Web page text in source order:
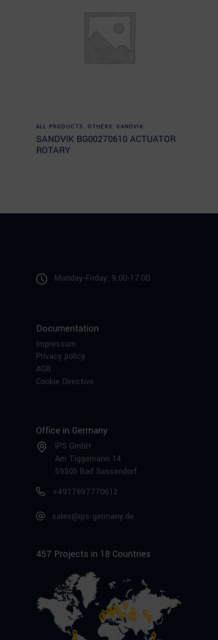
Read more
ALL PRODUCTS , OTHERS , SANDVIK
SANDVIK BG00270610 ACTUATOR
ROTARY
Monday-Friday: 9:00-17:00
Documentation
Impressum
Privacy policy
AGB
Cookie Directive
Office in Germany
IPS GmbH
Am Tiggemann 14
59505 Bad Sassendorf
+4917697770612
sales@ips-germany.de
457 Projects in 18 Countries